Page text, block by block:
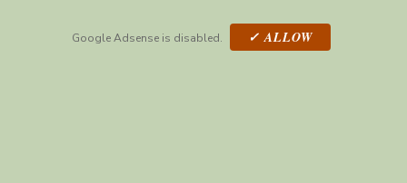
Google Adsense is disabled. ✓ ALLOW